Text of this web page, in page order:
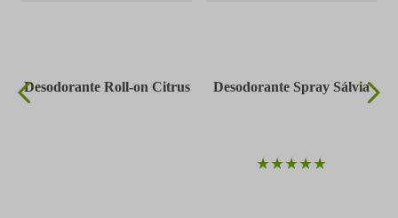
Desodorante Roll-on Citrus Desodorante Spray Sálvia
★★★★★